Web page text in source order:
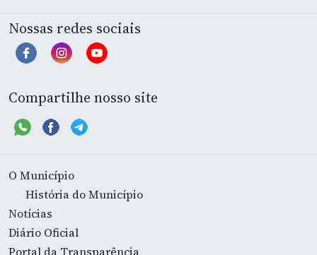
Nossas redes sociais
Compartilhe nosso site
O Município
História do Município
Notícias
Diário Oficial
Portal da Transparência